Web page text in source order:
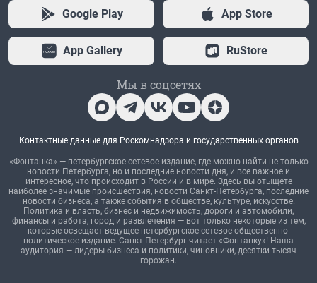
Google Play App Store
App Gallery RuStore
Мы в соцсетях
Контактные данные для Роскомнадзора и государственных органов
«Фонтанка» — петербургское сетевое издание, где можно найти не только
новости Петербурга, но и последние новости дня, и все важное и
интересное, что происходит в России и в мире. Здесь вы отыщете
наиболее значимые происшествия, новости Санкт-Петербурга, последние
новости бизнеса, а также события в обществе, культуре, искусстве.
Политика и власть, бизнес и недвижимость, дороги и автомобили,
финансы и работа, город и развлечения — вот только некоторые из тем,
которые освещает ведущее петербургское сетевое общественно-
политическое издание. Санкт-Петербург читает «Фонтанку»! Наша
аудитория — лидеры бизнеса и политики, чиновники, десятки тысяч
горожан.